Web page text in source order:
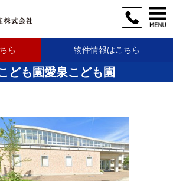
ら 物件情報はこちら
ども園愛泉こども園